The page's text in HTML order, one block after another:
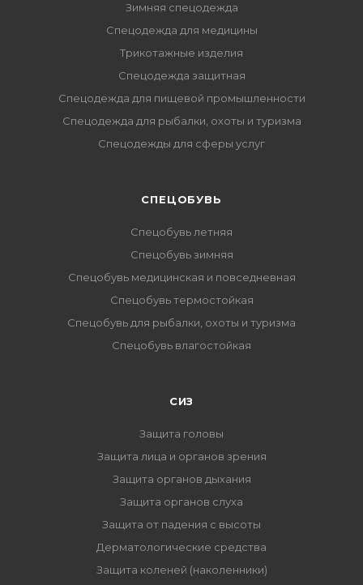
Зимняя спецодежда
Спецодежда для медицины
Трикотажные изделия
Спецодежда защитная
Спецодежда для пищевой промышленности
Спецодежда для рыбалки, охоты и туризма
Спецодежды для сферы услуг
CПЕЦОБУВЬ
Спецобувь летняя
Спецобувь зимняя
Спецобувь медицинская и повседневная
Спецобувь термостойкая
Спецобувь для рыбалки, охоты и туризма
Спецобувь влагостойкая
СИЗ
Защита головы
Защита лица и органов зрения
Защита органов дыхания
Защита органов слуха
Защита от падения с высоты
Дерматологические средства
Защита коленей (наколенники)